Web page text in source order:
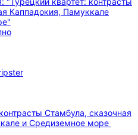
Стамбула, сказочная
и Средиземное море